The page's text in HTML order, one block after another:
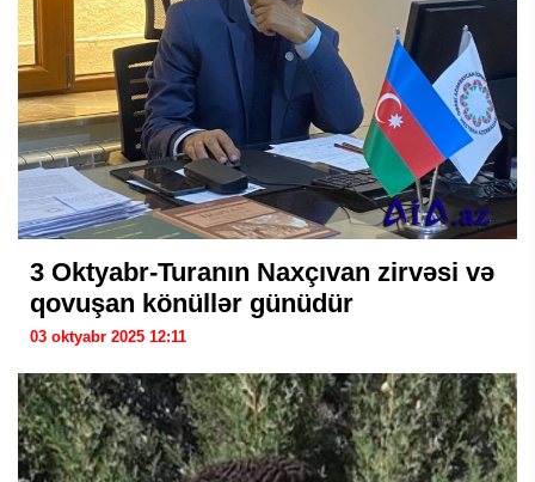
3 Oktyabr-Turanın Naxçıvan zirvəsi və
qovuşan könüllər günüdür
03 oktyabr 2025 12:11